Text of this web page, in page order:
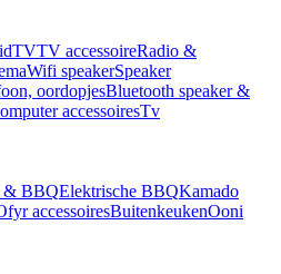
TVTV accessoireRadio &
Wifi speakerSpeaker
oordopjesBluetooth speaker &
accessoiresTv
& BBQElektrische BBQKamado
accessoiresBuitenkeukenOoni